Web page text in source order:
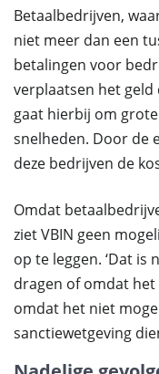
Betaalbedrijven,
niet meer dan een
betalingen voor
verplaatsen het
gaat hierbij om
snelheden. Door de
deze bedrijven de
Omdat
ziet VBIN geen
op te leggen. ‘Dat
dragen of omdat het
omdat het niet
sanctiewetgeving